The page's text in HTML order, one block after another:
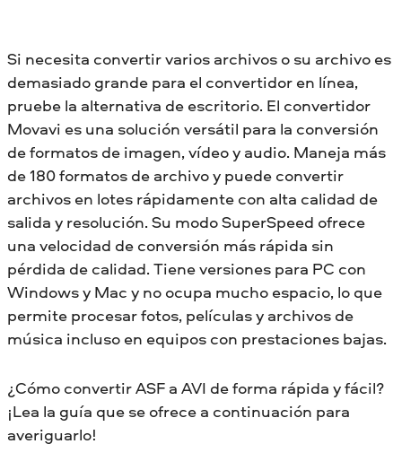
Si necesita convertir varios archivos o su archivo es
demasiado grande para el convertidor en línea,
pruebe la alternativa de escritorio. El convertidor
Movavi es una solución versátil para la conversión
de formatos de imagen, vídeo y audio. Maneja más
de 180 formatos de archivo y puede convertir
archivos en lotes rápidamente con alta calidad de
salida y resolución. Su modo SuperSpeed ofrece
una velocidad de conversión más rápida sin
pérdida de calidad. Tiene versiones para PC con
Windows y Mac y no ocupa mucho espacio, lo que
permite procesar fotos, películas y archivos de
música incluso en equipos con prestaciones bajas.
¿Cómo convertir ASF a AVI de forma rápida y fácil?
¡Lea la guía que se ofrece a continuación para
averiguarlo!